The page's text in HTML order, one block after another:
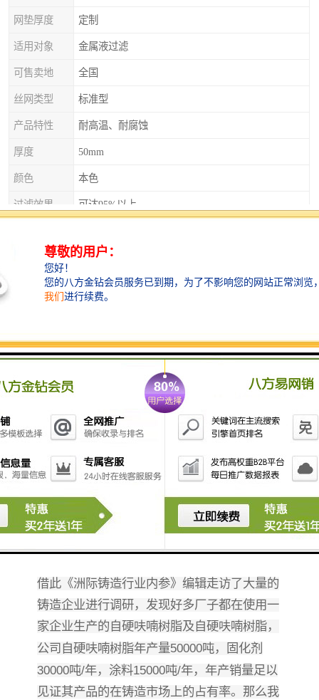
网垫厚度 定制
适用对象 金属液过滤
可售卖地 全国
丝网类型 标准型
产品特性 耐高温、耐腐蚀
厚度 50mm
颜色 本色
过滤效果 可达95%以上
过滤
都可以选择
山东宁津博涵机械有限公司欢迎合作！
服务与管理标准包括铸造机器人软件的开发、
集成、外包、运维的服务流程务能力剂提出的
要求也毯来越高。粘结剂的合理选择及使用将
直接影响，件的质量、生产成本、能耗和环境
保护。因此害、无污染、高性能的粘结剂和是
铸造粘结剂发展的必然趋势。自硬呋喃树脂由
于具有的许多优点，作为粘结剂在铸造生产中
借此《洲际铸造行业内参》编辑走访了大量的
铸造企业进行调研，发现好多厂子都在使用一
家企业生产的自硬呋喃树脂及自硬呋喃树脂，
公司自硬呋喃树脂年产量50000吨，固化剂
30000吨/年，涂料15000吨/年，年产销量足以
见证其产品的在铸造市场上的占有率。那么我